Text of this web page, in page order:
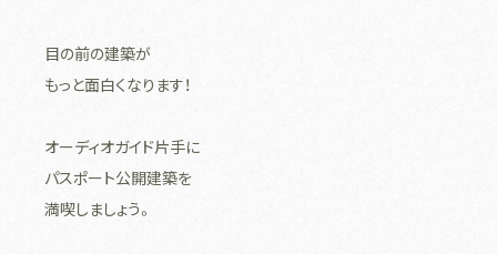
目の前の建築が
もっと面白くなります！
オーディオガイド片手に
パスポート公開建築を
満喫しましょう。